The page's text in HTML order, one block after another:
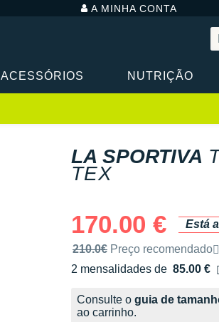
A MINHA CONTA
ACESSÓRIOS NUTRIÇÃO
LA SPORTIVA
TEX
170.00 €
Está
Preço de venda
210.0€ Preço recomendado
2 mensalidades de 85.00 €
sem custos
Consulte o guia de
ao carrinho.